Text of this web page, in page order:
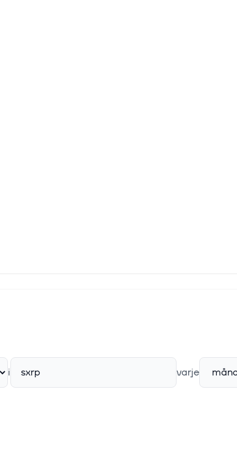
i sxrp varje